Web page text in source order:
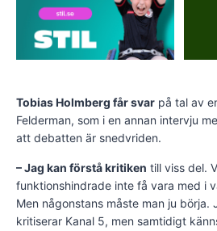
Tobias Holmberg får svar på tal av
Felderman, som i en annan intervju
att debatten är snedvriden.
– Jag kan förstå kritiken till viss del.
funktionshindrade inte få vara med i
Men någonstans måste man ju börja.
kritiserar Kanal 5, men samtidigt